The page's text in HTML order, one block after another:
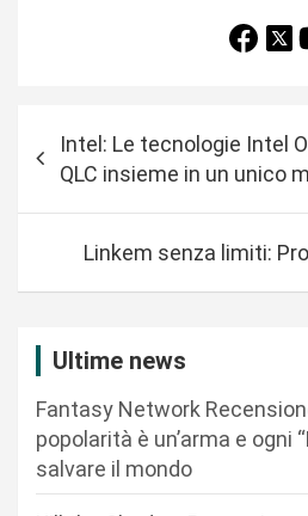
Intel: Le tecnologie Intel
QLC insieme in un unico
Linkem senza limiti:
Ultime news
Fantasy Network
popolarità è un’arma e ogni
salvare il mondo